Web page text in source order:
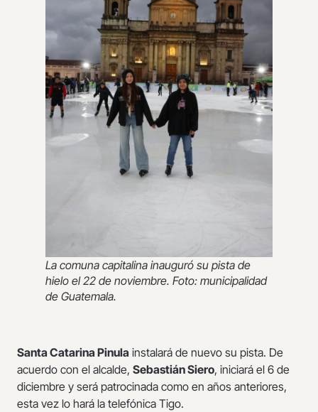
La comuna capitalina inauguró su pista de
hielo el 22 de noviembre. Foto: municipalidad
de Guatemala.
Santa Catarina Pinula instalará de nuevo su pista. De
acuerdo con el alcalde, Sebastián Siero, iniciará el 6 de
diciembre y será patrocinada como en años anteriores,
esta vez lo hará la telefónica Tigo.